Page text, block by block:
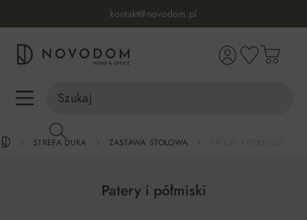
kontakt@novodom.pl
Dostawa z wniesieniem
30 dni na zwrot lub wymianę
98% zadowolonych klientów
STREFA DUKA ZASTAWA STOŁOWA
Patery i półmiski